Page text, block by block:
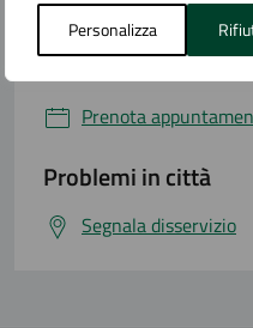
Personalizza
Richiedi assistenza
Numero verde
Prenota
Problemi in città
Segnala disservizio